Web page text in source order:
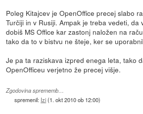
Poleg Kitajcev je OpenOffice precej slabo
Turčiji in v Rusiji. Ampak je treba vedeti, da
dobiš MS Office kar zastonj naložen na
tako da to v bistvu ne šteje, ker se
Je pa ta raziskava izpred enega leta, tako
OpenOfficeu verjetno že precej višje.
Zgodovina sprememb…
spremenil: Izi(1. okt 2010 ob 12:00)